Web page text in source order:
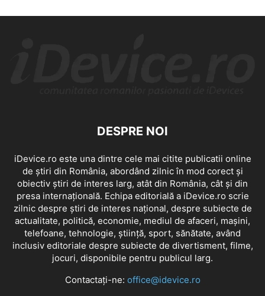
DESPRE NOI
iDevice.ro este una dintre cele mai citite publicatii online
de știri din România, abordând zilnic în mod corect și
obiectiv știri de interes larg, atât din România, cât și din
presa internațională. Echipa editorială a iDevice.ro scrie
zilnic despre știri de interes național, despre subiecte de
actualitate, politică, economie, mediul de afaceri, mașini,
telefoane, tehnologie, știință, sport, sănătate, având
inclusiv editoriale despre subiecte de divertisment, filme,
jocuri, disponibile pentru publicul larg.
Contactați-ne: office@idevice.ro